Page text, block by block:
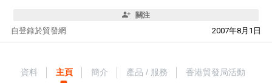
關注
自 2007年8月1日
登錄於貿發網
資料 主頁 簡介 產品 / 服務 香港貿發局活動